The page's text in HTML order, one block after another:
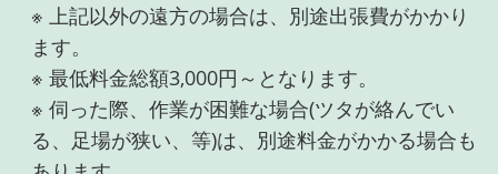
※ 上記以外の遠方の場合は、別途出張費がかかり
ます。
※ 最低料金総額3,000円～となります。
※ 伺った際、作業が困難な場合(ツタが絡んでい
る、足場が狭い、等)は、別途料金がかかる場合も